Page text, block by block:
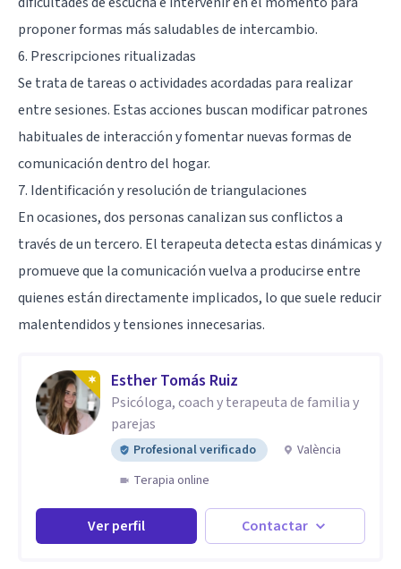
proponer formas más saludables de intercambio.
6. Prescripciones ritualizadas
Se trata de tareas o actividades acordadas para realizar
entre sesiones. Estas acciones buscan modificar patrones
habituales de interacción y fomentar nuevas formas de
comunicación dentro del hogar.
7. Identificación y resolución de triangulaciones
En ocasiones, dos personas canalizan sus conflictos a
través de un tercero. El terapeuta detecta estas dinámicas y
promueve que la comunicación vuelva a producirse entre
quienes están directamente implicados, lo que suele reducir
malentendidos y tensiones innecesarias.
Esther Tomás Ruiz
Psicóloga, coach y terapeuta de familia y
parejas
Profesional verificado
València
Terapia online
Ver perfil Contactar